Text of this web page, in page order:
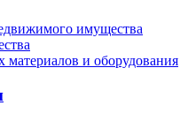
имущества
и оборудования